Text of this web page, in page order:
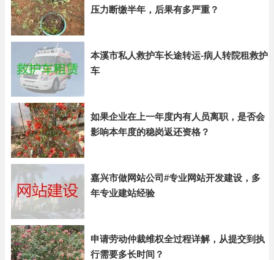
压力断缴半年，后果有多严重？
本溪市私人救护车长途转运-病人转院租救护
车
如果企业在上一年度内有人员离职，是否会
影响本年度的稳岗返还资格？
嘉兴市做网站公司#专业网站开发建设，多
年专业建站经验
申请劳动仲裁维权全过程详解，从提交到执
行需要多长时间？